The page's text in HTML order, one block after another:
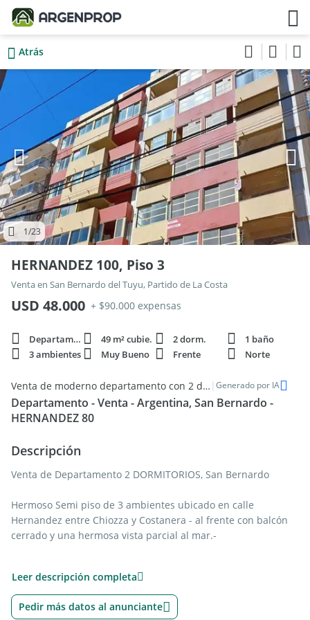
Atrás
1/23
HERNANDEZ 100, Piso 3
Venta en San Bernardo del Tuyu, Partido de La Costa
USD 48.000 + $90.000 expensas
Departamento 49 m² cubie. 2 dorm.
1 baño
3 ambientes
Muy Bueno Frente Norte
Venta de moderno departamento con 2 dormitorios en San Bernardo del Tuyú | Generado por IA
Departamento - Venta - Argentina, San Bernardo -
HERNANDEZ 80
Descripción
Venta de Departamento 2 DORMITORIOS, San Bernardo
Hermoso Semi piso de 3 ambientes ubicado en calle
Hernandez entre Chiozza y Costanera - al frente con balcón
cerrado y una hermosa vista parcial al mar.-
norte salida al balcón corrido, cerrado con cerramiento de
aluminio con un pequeño lavadero - cocina separada, bien
equipada y puerta al balcón.-
Leer descripción completa
Pedir más datos al anunciante